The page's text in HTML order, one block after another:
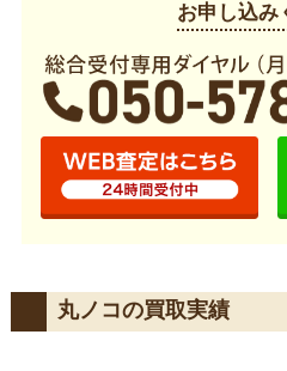
お申し込み
丸ノコの買取実績